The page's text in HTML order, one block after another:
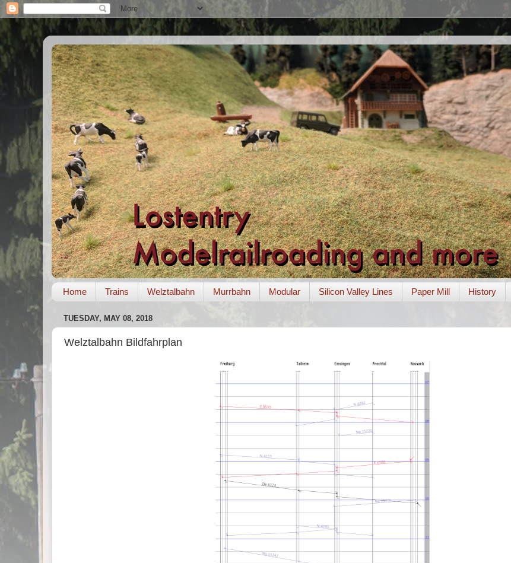
Home Trains Welztalbahn Murrbahn Modular Silicon Valley Lines Paper Mill History
TUESDAY, MAY 08, 2018
Welztalbahn Bildfahrplan